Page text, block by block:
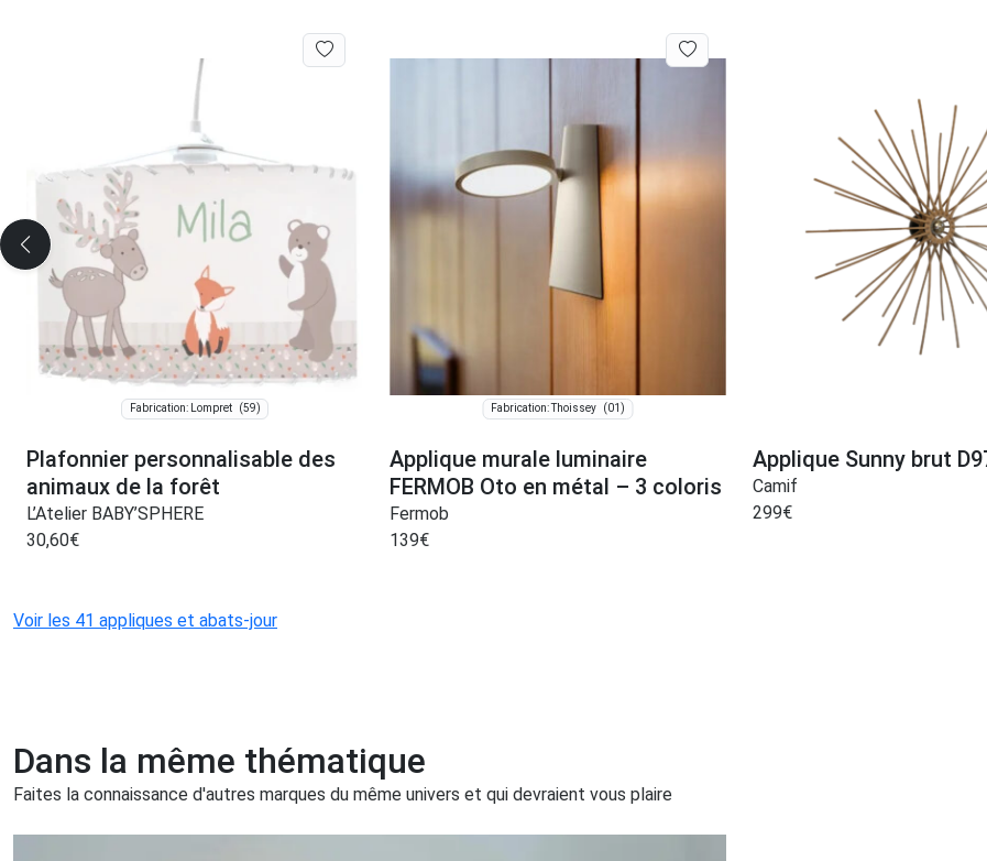
Fabrication: Lompret (59)
Plafonnier personnalisable des
animaux de la forêt
L’Atelier BABY’SPHERE
30,60€
Fabrication: Thoissey (01)
Applique murale luminaire
FERMOB Oto en métal – 3 coloris
Fermob
139€
Applique Sunny brut
Camif
299€
Voir les 41 appliques et abats-jour
Dans la même thématique
Faites la connaissance d'autres marques du même univers et qui devraient vous plaire